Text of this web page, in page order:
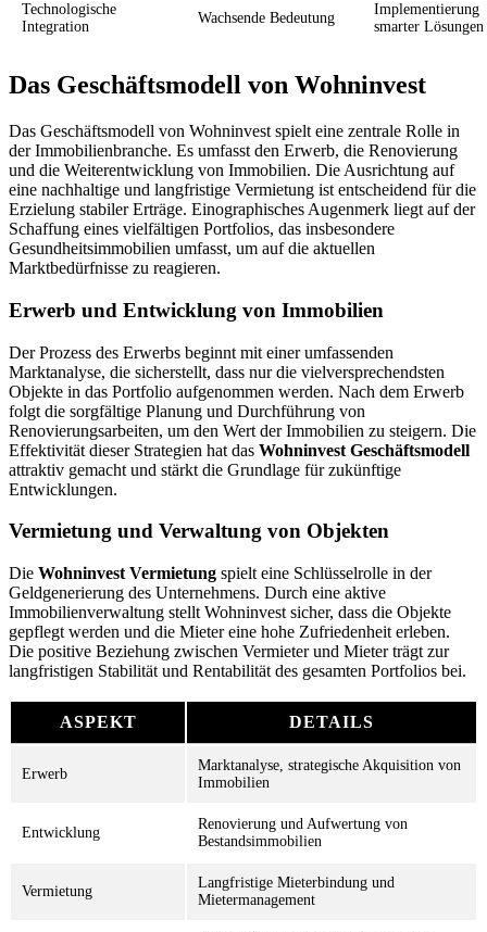
Technologische
Integration
Wachsende Bedeutung
Implementierung
smarter Lösungen
Das Geschäftsmodell von Wohninvest
Das Geschäftsmodell von Wohninvest spielt eine zentrale Rolle in
der Immobilienbranche. Es umfasst den Erwerb, die Renovierung
und die Weiterentwicklung von Immobilien. Die Ausrichtung auf
eine nachhaltige und langfristige Vermietung ist entscheidend für die
Erzielung stabiler Erträge. Einographisches Augenmerk liegt auf der
Schaffung eines vielfältigen Portfolios, das insbesondere
Gesundheitsimmobilien umfasst, um auf die aktuellen
Marktbedürfnisse zu reagieren.
Erwerb und Entwicklung von Immobilien
Der Prozess des Erwerbs beginnt mit einer umfassenden
Marktanalyse, die sicherstellt, dass nur die vielversprechendsten
Objekte in das Portfolio aufgenommen werden. Nach dem Erwerb
folgt die sorgfältige Planung und Durchführung von
Renovierungsarbeiten, um den Wert der Immobilien zu steigern. Die
Effektivität dieser Strategien hat das Wohninvest Geschäftsmodell
attraktiv gemacht und stärkt die Grundlage für zukünftige
Entwicklungen.
Vermietung und Verwaltung von Objekten
Die Wohninvest Vermietung spielt eine Schlüsselrolle in der
Geldgenerierung des Unternehmens. Durch eine aktive
Immobilienverwaltung stellt Wohninvest sicher, dass die Objekte
gepflegt werden und die Mieter eine hohe Zufriedenheit erleben.
Die positive Beziehung zwischen Vermieter und Mieter trägt zur
langfristigen Stabilität und Rentabilität des gesamten Portfolios bei.
ASPEKT DETAILS
Erwerb
Marktanalyse, strategische Akquisition von
Immobilien
Entwicklung
Renovierung und Aufwertung von
Bestandsimmobilien
Vermietung
Langfristige Mieterbindung und
Mietermanagement